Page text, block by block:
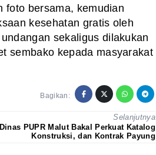
foto bersama, kemudian
kesehatan gratis oleh
sekaligus dilakukan
sembako kepada masyarakat
Bagikan:
Selanjutnya
Dinas PUPR Malut Bakal Perkuat Katalog
Konstruksi, dan Kontrak Payung